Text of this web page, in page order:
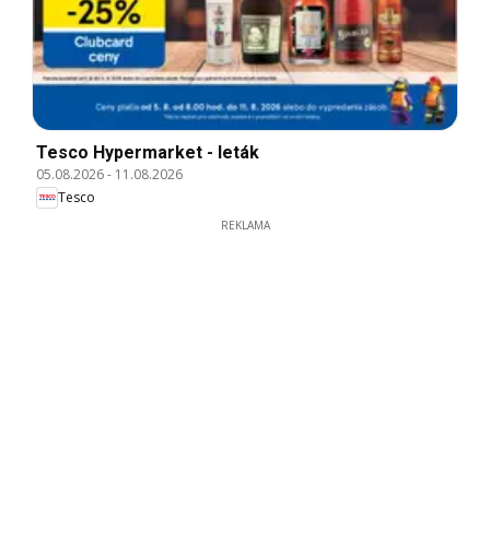
Tesco Hypermarket - leták
05.08.2026- 11.08.2026
Tesco
REKLAMA